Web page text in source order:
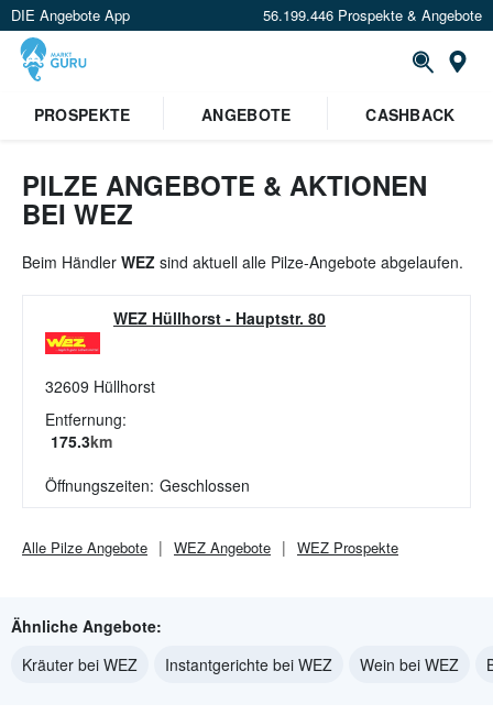
DIE Angebote App 56.199.446 Prospekte & Angebote
PROSPEKTE ANGEBOTE CASHBACK
PILZE ANGEBOTE & AKTIONEN
BEI WEZ
Beim Händler WEZ sind aktuell alle Pilze-Angebote abgelaufen.
WEZ Hüllhorst - Hauptstr. 80
32609 Hüllhorst
Entfernung:
175.3km
Öffnungszeiten: Geschlossen
Alle Pilze Angebote WEZ Angebote WEZ Prospekte
Ähnliche Angebote:
Kräuter bei WEZ
Instantgerichte bei WEZ Wein bei WEZ